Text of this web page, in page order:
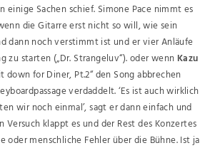
einige Sachen schief. Simone Pace nimmt es
die Gitarre erst nicht so will, wie sein
dann noch verstimmt ist und er vier Anläufe
zu starten („Dr. Strangeluv“). oder wenn Kazu
down for Diner, Pt.2“ den Song abbrechen
verdaddelt. ‘Es ist auch wirklich
wir noch einmal’, sagt er dann einfach und
Versuch klappt es und der Rest des Konzertes
oder menschliche Fehler über die Bühne. Ist ja